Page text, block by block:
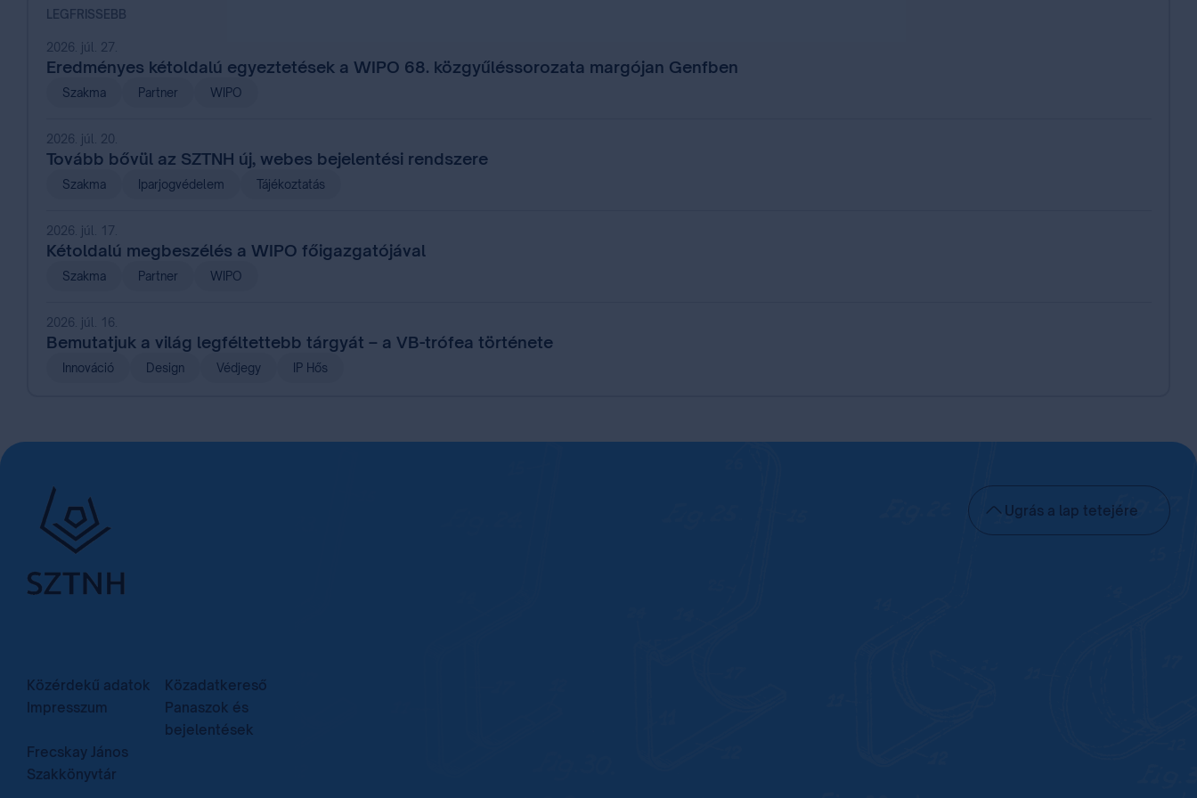
LEGFRISSEBB
2026. júl. 27.
Eredményes kétoldalú egyeztetések a WIPO 68. közgyűléssorozata margójan Genfben
Szakma Partner WIPO
2026. júl. 20.
Tovább bővül az SZTNH új, webes bejelentési rendszere
Szakma Iparjogvédelem Tájékoztatás
2026. júl. 17.
Kétoldalú megbeszélés a WIPO főigazgatójával
Szakma Partner WIPO
2026. júl. 16.
Bemutatjuk a világ legféltettebb tárgyát – a VB-trófea története
Innováció Design Védjegy IP Hős
Ugrás a lap tetejére
Közérdekű adatok
Közadatkereső
Impresszum
Panaszok és
bejelentések
Frecskay János
Szakkönyvtár